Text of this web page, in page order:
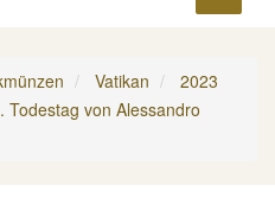
Vatikan
2023
Todestag von Alessandro